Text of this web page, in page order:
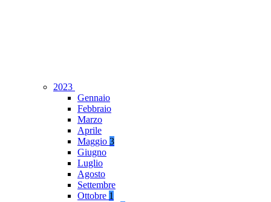
2023
Gennaio
Febbraio
Marzo
Aprile
Maggio 3
Giugno
Luglio
Agosto
Settembre
Ottobre 1